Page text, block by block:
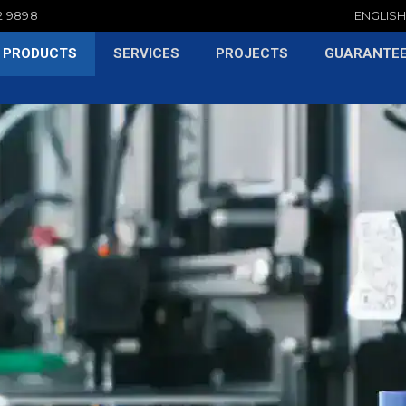
9898 ENGLISH
PRODUCTS SERVICES PROJECTS GUARANTEE